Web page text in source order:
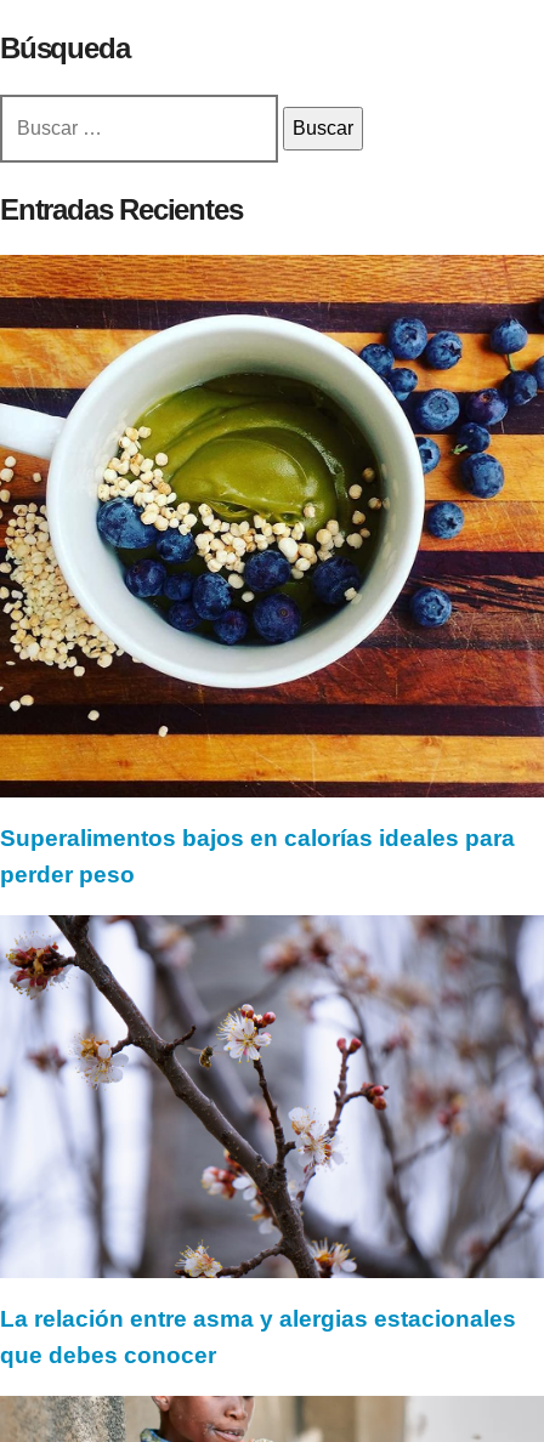
Búsqueda
Entradas Recientes
Superalimentos bajos en calorías ideales para
perder peso
La relación entre asma y alergias estacionales
que debes conocer